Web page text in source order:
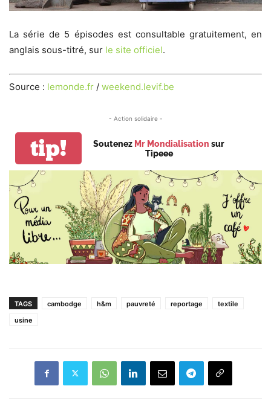
La série de 5 épisodes est consultable gratuitement, en
anglais sous-titré, sur le site officiel.
Source : lemonde.fr / weekend.levif.be
- Action solidaire -
tip! Soutenez Mr Mondialisation sur
Tipeee
TAGS cambodge h&m pauvreté reportage
textile
usine